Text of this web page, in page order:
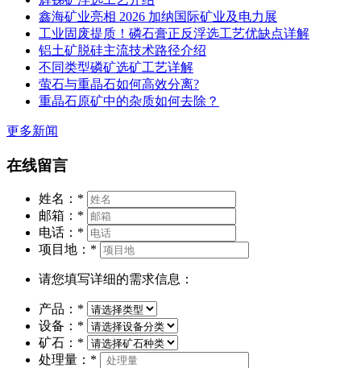
鑫海矿业亮相 2026 加纳国际矿业及电力展
工业固废提质！磷石膏正反浮选工艺优缺点详解
铝土矿脱硅主流技术路径介绍
不同类型磷矿选矿工艺详解
萤石与重晶石如何高效分离?
重晶石原矿中的杂质如何去除？
更多新闻
在线留言
姓名： *
邮箱： *
电话： *
项目地： *
请您填写详细的需求信息：
产品： *
设备： *
矿石： *
处理量： *